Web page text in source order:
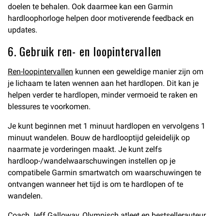
doelen te behalen. Ook daarmee kan een Garmin
hardloophorloge helpen door motiverende feedback en
updates.
6. Gebruik ren- en loopintervallen
Ren-loopintervallen kunnen een geweldige manier zijn om
je lichaam te laten wennen aan het hardlopen. Dit kan je
helpen verder te hardlopen, minder vermoeid te raken en
blessures te voorkomen.
Je kunt beginnen met 1 minuut hardlopen en vervolgens 1
minuut wandelen. Bouw de hardlooptijd geleidelijk op
naarmate je vorderingen maakt. Je kunt zelfs
hardloop-/wandelwaarschuwingen instellen op je
compatibele Garmin smartwatch om waarschuwingen te
ontvangen wanneer het tijd is om te hardlopen of te
wandelen.